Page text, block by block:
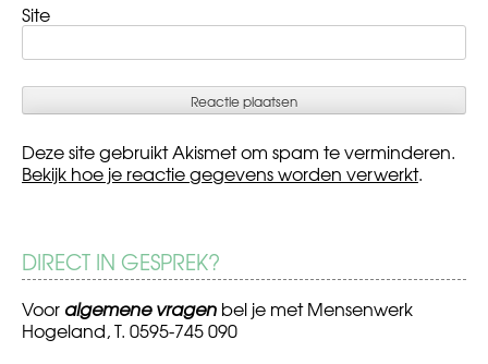
Site
Deze site gebruikt Akismet om spam te verminderen.
Bekijk hoe je reactie gegevens worden verwerkt.
DIRECT IN GESPREK?
Voor algemene vragen bel je met Mensenwerk
Hogeland, T. 0595-745 090